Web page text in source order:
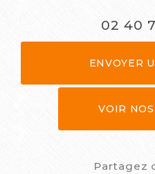
02 40
ENVOYER
VOIR
Partagez